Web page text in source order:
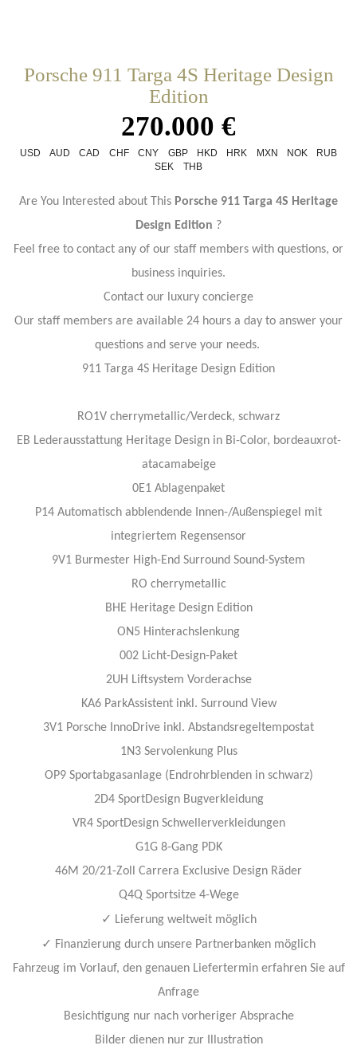
Porsche 911 Targa 4S Heritage Design
Edition
270.000 €
USD AUD CAD CHF CNY GBP HKD HRK MXN NOK
RUB
SEK
THB
Are You Interested about This Porsche 911 Targa 4S Heritage
Design Edition ?
Feel free to contact any of our staff members with questions, or
business inquiries.
Contact our luxury concierge
Our staff members are available 24 hours a day to answer your
questions and serve your needs.
911 Targa 4S Heritage Design Edition
RO1V cherrymetallic/Verdeck, schwarz
EB Lederausstattung Heritage Design in Bi-Color, bordeauxrot-
atacamabeige
0E1 Ablagenpaket
P14 Automatisch abblendende Innen-/Außenspiegel mit
integriertem Regensensor
9V1 Burmester High-End Surround Sound-System
RO cherrymetallic
BHE Heritage Design Edition
ON5 Hinterachslenkung
002 Licht-Design-Paket
2UH Liftsystem Vorderachse
KA6 ParkAssistent inkl. Surround View
3V1 Porsche InnoDrive inkl. Abstandsregeltempostat
1N3 Servolenkung Plus
OP9 Sportabgasanlage (Endrohrblenden in schwarz)
2D4 SportDesign Bugverkleidung
VR4 SportDesign Schwellerverkleidungen
G1G 8-Gang PDK
46M 20/21-Zoll Carrera Exclusive Design Räder
Q4Q Sportsitze 4-Wege
✓ Lieferung weltweit möglich
✓ Finanzierung durch unsere Partnerbanken möglich
Fahrzeug im Vorlauf, den genauen Liefertermin erfahren Sie auf
Anfrage
Besichtigung nur nach vorheriger Absprache
Bilder dienen nur zur Illustration